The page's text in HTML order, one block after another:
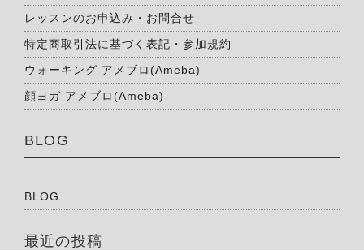
レッスンのお申込み・お問合せ
特定商取引法に基づく表記・参加規約
ウォーキング アメブロ(Ameba)
顔ヨガ アメブロ(Ameba)
BLOG
BLOG
最近の投稿